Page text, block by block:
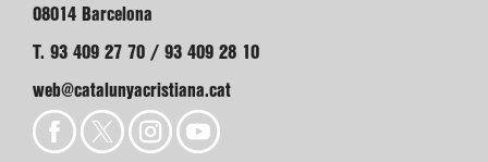
08014 Barcelona
T. 93 409 27 70 / 93 409 28 10
web@catalunyacristiana.cat